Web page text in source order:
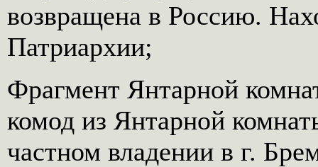
возвращена в Россию.
Патриархии;
Фрагмент Янтарной
комод из Янтарной
частном владении в г.